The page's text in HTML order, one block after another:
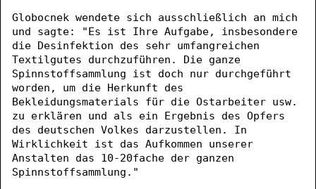
Globocnek wendete sich ausschließlich an mich
und sagte: "Es ist Ihre Aufgabe, insbesondere
die Desinfektion des sehr umfangreichen
Textilgutes durchzuführen. Die ganze
Spinnstoffsammlung ist doch nur durchgeführt
worden, um die Herkunft des
Bekleidungsmaterials für die Ostarbeiter usw.
zu erklären und als ein Ergebnis des Opfers
des deutschen Volkes darzustellen. In
Wirklichkeit ist das Aufkommen unserer
Anstalten das 10-20fache der ganzen
Spinnstoffsammlung."